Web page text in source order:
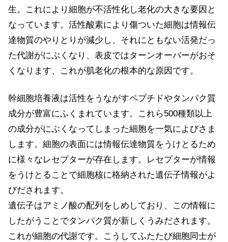
生。これにより細胞が不活性化し老化の大きな要因と
なっています。活性酸素により傷ついた細胞は情報伝
達物質のやりとりが減少し、それにともない活発だっ
た代謝がにぶくなり、表皮ではターンオーバーがおそ
くなります、これが肌老化の根本的な原因です。
幹細胞培養液は活性をうながすペプチドやタンパク質
成分が豊富にふくまれています。これら500種類以上
の成分がにぶくなってしまった細胞を一気によびさま
します。細胞の表面には情報伝達物質をうけとるため
に様々なレセプターが存在します。レセプターが情報
をうけとることで細胞核に格納された遺伝子情報がよ
びだされます。
遺伝子はアミノ酸の配列をしめしており、この情報に
したがうことでタンパク質が新しくうみだされます。
これが細胞の代謝です。こうしてふたたび細胞同士が